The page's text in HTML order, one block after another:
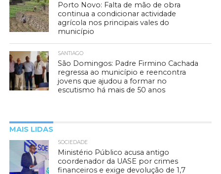
Porto Novo: Falta de mão de obra
continua a condicionar actividade
agrícola nos principais vales do
município
SANTIAGO
São Domingos: Padre Firmino Cachada
regressa ao município e reencontra
jovens que ajudou a formar no
escutismo há mais de 50 anos
MAIS LIDAS
SOCIEDADE
Ministério Público acusa antigo
coordenador da UASE por crimes
financeiros e exige devolução de 1,7